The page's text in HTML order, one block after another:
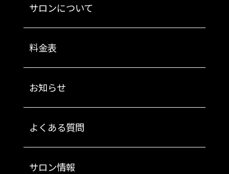
サロンについて
料金表
お知らせ
よくある質問
サロン情報